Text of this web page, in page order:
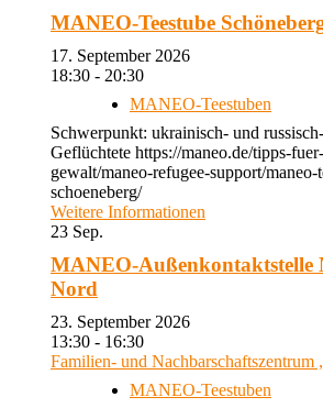
MANEO-Teestube
17. September 2026
18:30 - 20:30
MANEO-Teestuben
Schwerpunkt: ukrainisch- und
Geflüchtete https://maneo.de/tipps-
gewalt/maneo-refugee-support/maneo-
schoeneberg/
Weitere Informationen
23 Sep.
MANEO-Außenkontaktstelle
Nord
23. September 2026
13:30 - 16:30
Familien- und Nachbarschaftszentrum
MANEO-Teestuben